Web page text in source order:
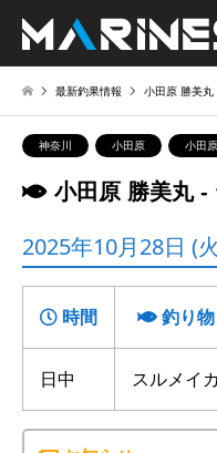
最新釣果情報 小田原 勝美
神奈川 小田原 小田原
小田原 勝美丸 ‐
2025年10月28日 (
時間 釣り物
日中 スルメイカ